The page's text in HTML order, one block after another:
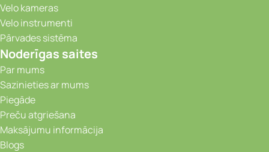
Velo kameras
Velo instrumenti
Pārvades sistēma
Noderīgas saites
Par mums
Sazinieties ar mums
Piegāde
Preču atgriešana
Maksājumu informācija
Blogs